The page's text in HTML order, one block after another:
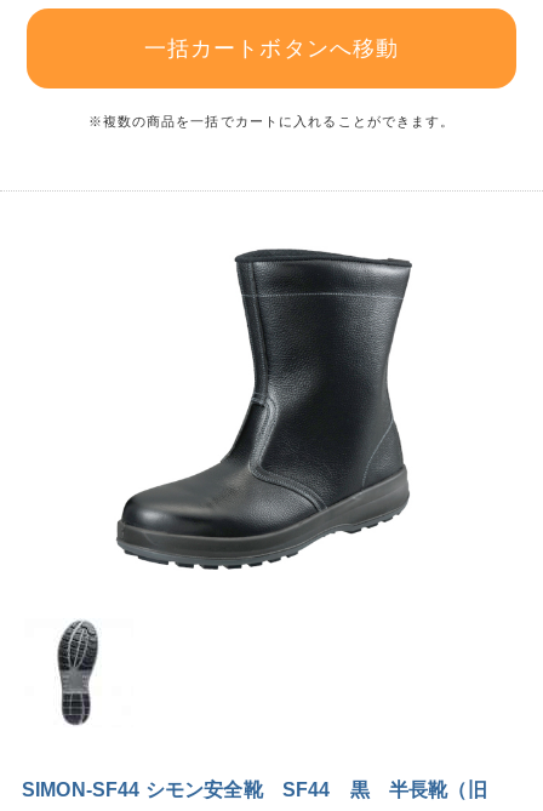
一括カートボタンへ移動
※複数の商品を一括でカートに入れることができます。
SIMON-SF44 シモン安全靴 SF44 黒 半長靴（旧